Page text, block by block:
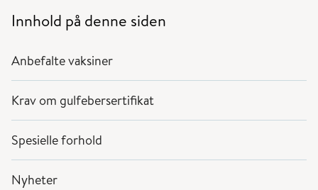
Innhold på denne siden
Anbefalte vaksiner
Krav om gulfebersertifikat
Spesielle forhold
Nyheter